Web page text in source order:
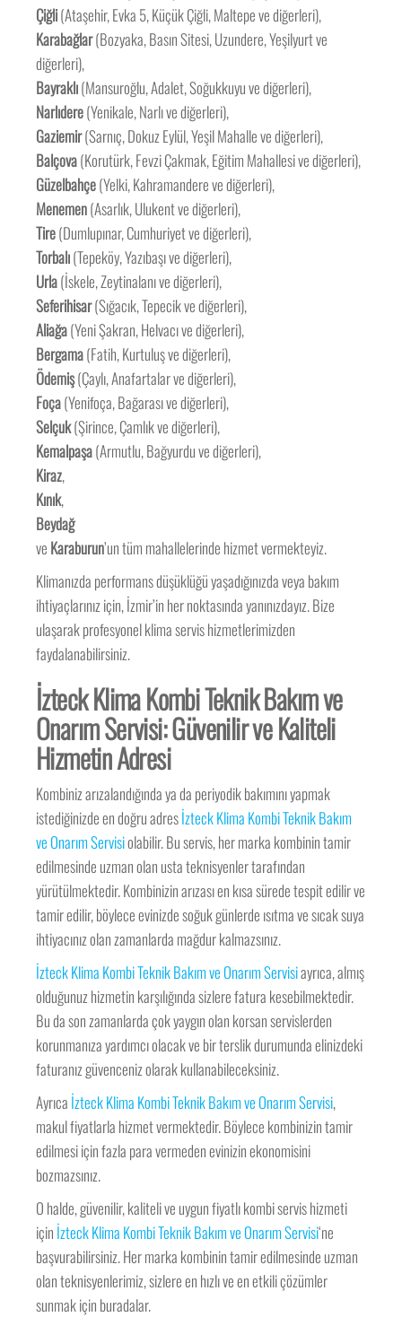
Çiğli(Ataşehir, Evka 5, Küçük Çiğli, Maltepe ve diğerleri),
Karabağlar(Bozyaka, Basın Sitesi, Uzundere, Yeşilyurt ve
diğerleri),
Bayraklı(Mansuroğlu, Adalet, Soğukkuyu ve diğerleri),
Narlıdere(Yenikale, Narlı ve diğerleri),
Gaziemir(Sarnıç, Dokuz Eylül, Yeşil Mahalle ve diğerleri),
Balçova(Korutürk, Fevzi Çakmak, Eğitim Mahallesi ve diğerleri),
Güzelbahçe(Yelki, Kahramandere ve diğerleri),
Menemen(Asarlık, Ulukent ve diğerleri),
Tire(Dumlupınar, Cumhuriyet ve diğerleri),
Torbalı(Tepeköy, Yazıbaşı ve diğerleri),
Urla(İskele, Zeytinalanı ve diğerleri),
Seferihisar(Sığacık, Tepecik ve diğerleri),
Aliağa(Yeni Şakran, Helvacı ve diğerleri),
Bergama(Fatih, Kurtuluş ve diğerleri),
Ödemiş(Çaylı, Anafartalar ve diğerleri),
Foça(Yenifoça, Bağarası ve diğerleri),
Selçuk(Şirince, Çamlık ve diğerleri),
Kemalpaşa(Armutlu, Bağyurdu ve diğerleri),
Kiraz,
Kınık,
Beydağ
ve Karaburun’un tüm mahallelerinde hizmet vermekteyiz.
Klimanızda performans düşüklüğü yaşadığınızda veya bakım
ihtiyaçlarınız için, İzmir’in her noktasında yanınızdayız. Bize
ulaşarak profesyonel klima servis hizmetlerimizden
faydalanabilirsiniz.
İzteck Klima Kombi Teknik Bakım ve
Onarım Servisi: Güvenilir ve Kaliteli
Hizmetin Adresi
Kombiniz arızalandığında ya da periyodik bakımını yapmak
istediğinizde en doğru adresİzteck Klima Kombi Teknik Bakım
ve Onarım Servisiolabilir. Bu servis, her marka kombinin tamir
edilmesinde uzman olan usta teknisyenler tarafından
yürütülmektedir. Kombinizin arızası en kısa sürede tespit edilir ve
tamir edilir, böylece evinizde soğuk günlerde ısıtma ve sıcak suya
ihtiyacınız olan zamanlarda mağdur kalmazsınız.
İzteck Klima Kombi Teknik Bakım ve Onarım Servisiayrıca, almış
olduğunuz hizmetin karşılığında sizlere fatura kesebilmektedir.
Bu da son zamanlarda çok yaygın olan korsan servislerden
korunmanıza yardımcı olacak ve bir terslik durumunda elinizdeki
faturanız güvenceniz olarak kullanabileceksiniz.
Ayrıca İzteck Klima Kombi Teknik Bakım ve Onarım Servisi,
makul fiyatlarla hizmet vermektedir. Böylece kombinizin tamir
edilmesi için fazla para vermeden evinizin ekonomisini
bozmazsınız.
O halde, güvenilir, kaliteli ve uygun fiyatlı kombi servis hizmeti
için İzteck Klima Kombi Teknik Bakım ve Onarım Servisi‘ne
başvurabilirsiniz. Her marka kombinin tamir edilmesinde uzman
olan teknisyenlerimiz, sizlere en hızlı ve en etkili çözümler
sunmak için buradalar.